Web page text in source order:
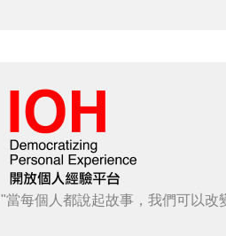
"當每個人都說起故事，我們可以改